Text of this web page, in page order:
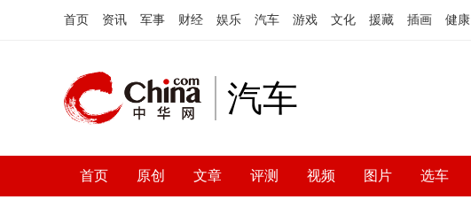
首页 资讯 军事 财经 娱乐 汽车 游戏 文化 援藏 插画 健康
汽车
首页 原创 文章 评测 视频 图片 选车